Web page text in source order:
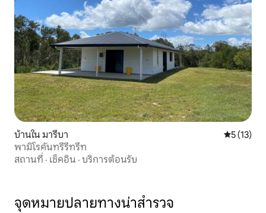
บ้านใน มารีบา คะแนนเฉลี่
5 (13)
พามิโรคันทรีรีทรีท
สถานที่ · เช็คอิน · บริการต้อนรับ
จุดหมายปลายทางน่าสำรวจ